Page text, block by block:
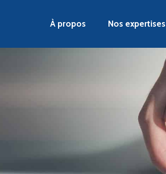
À propos Nos expertises